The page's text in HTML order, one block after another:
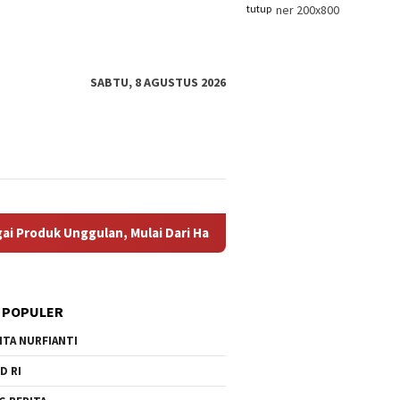
tutup
SABTU, 8 AGUSTUS 2026
Dari Hasil Perikanan, Kerajinan Tangtangan, Batik Khas
NURFIANTI
RI